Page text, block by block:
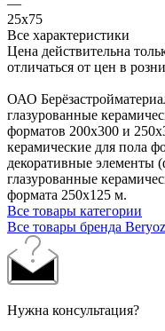
25х75
Все характеристики
Цена действительна
отличаться от цен в
ОАО
глазурованные
форматов 200х300 и
керамические для пола
декоративные элементы
глазурованные
формата 250х125 м.
Все товары категории
Все товары бренда
Нужна консультация?